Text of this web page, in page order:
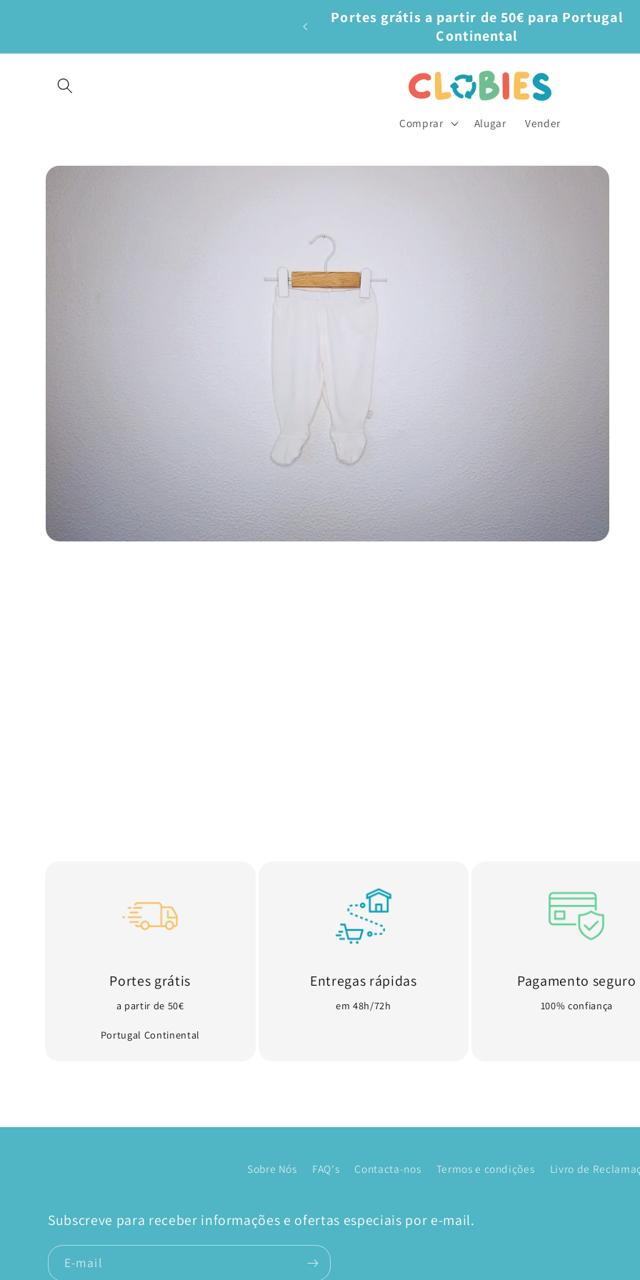
Portes grátis a partir de 50€ para Portugal
Continental
Comprar Alugar Vender
Saltar para
Portes grátis
a partir de 50€
Portugal Continental
Entregas rápidas
em 48h/72h
Pagamento seguro
100% confiança
Sobre Nós FAQ's Contacta-nos Termos e condições Livro de
Subscreve para receber informações e ofertas especiais por e-mail.
E-mail